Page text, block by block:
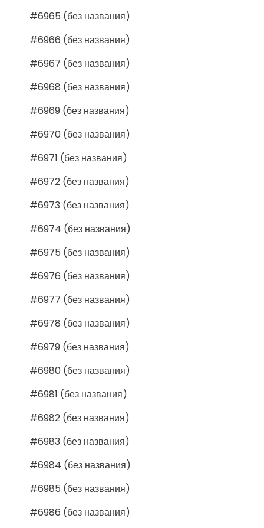
#6965 (без названия)
#6966 (без названия)
#6967 (без названия)
#6968 (без названия)
#6969 (без названия)
#6970 (без названия)
#6971 (без названия)
#6972 (без названия)
#6973 (без названия)
#6974 (без названия)
#6975 (без названия)
#6976 (без названия)
#6977 (без названия)
#6978 (без названия)
#6979 (без названия)
#6980 (без названия)
#6981 (без названия)
#6982 (без названия)
#6983 (без названия)
#6984 (без названия)
#6985 (без названия)
#6986 (без названия)